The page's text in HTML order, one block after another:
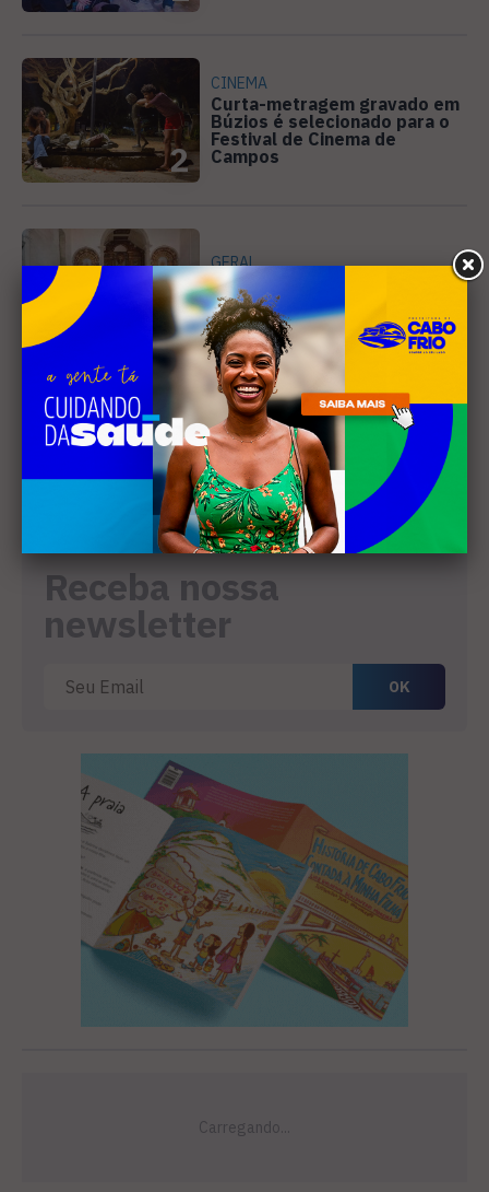
2
CINEMA
Curta-metragem gravado em
Búzios é selecionado para o
Festival de Cinema de
Campos
3
GERAL
Cora Coralina é tema da 9ª
edição do Leituras no Mart,
em Cabo Frio
4
GERAL
Inea confirma esgoto sem
tratamento na Laguna de
Araruama
Receba nossa
newsletter